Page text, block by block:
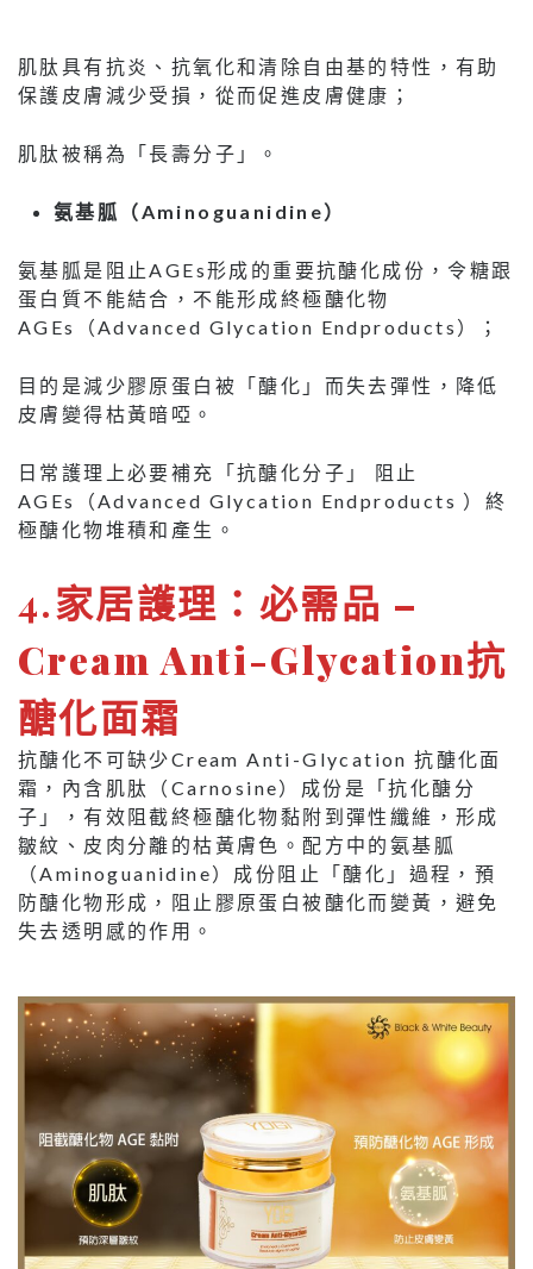
肌肽具有抗炎、抗氧化和清除自由基的特性，有助
保護皮膚減少受損，從而促進皮膚健康；
肌肽被稱為「長壽分子」。
氨基胍（Aminoguanidine）
氨基胍是阻止AGEs形成的重要抗醣化成份，令糖跟
蛋白質不能結合，不能形成終極醣化物
AGEs（Advanced Glycation Endproducts）；
目的是減少膠原蛋白被「醣化」而失去彈性，降低
皮膚變得枯黃暗啞。
日常護理上必要補充「抗醣化分子」 阻止
AGEs（Advanced Glycation Endproducts ）終
極醣化物堆積和產生。
4.家居護理：必需品 –
Cream Anti-Glycation抗
醣化面霜
抗醣化不可缺少Cream Anti-Glycation 抗醣化面
霜，內含肌肽（Carnosine）成份是「抗化醣分
子」，有效阻截終極醣化物黏附到彈性纖維，形成
皺紋、皮肉分離的枯黃膚色。配方中的氨基胍
（Aminoguanidine）成份阻止「醣化」過程，預
防醣化物形成，阻止膠原蛋白被醣化而變黃，避免
失去透明感的作用。